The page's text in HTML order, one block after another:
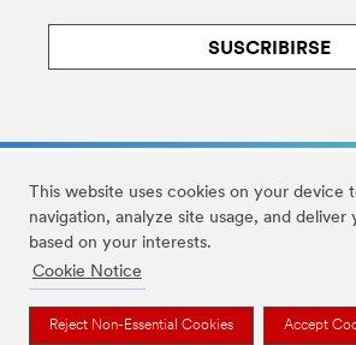
This website uses cookies on your device
navigation, analyze site usage, and deliver
based on your interests.
Cookie Notice
Reject Non-Essential Cookies Accept
SUSCRIBIRSE
Legal |
Declaración de accesibilidad
Your Privacy Choices
© 3M 2026. Todos los derechos